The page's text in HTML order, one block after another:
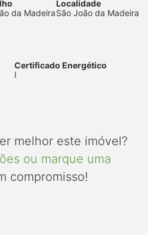
da Madeira
Localidade
São João da Madeira
Certificado Energético
I
melhor este imóvel?
ou marque uma
compromisso!